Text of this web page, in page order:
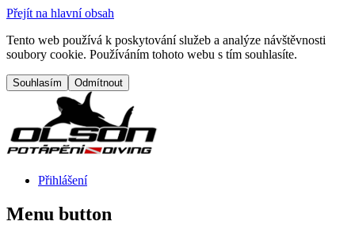
Přejít na hlavní obsah
Tento web používá k poskytování služeb a analýze návštěvnosti
soubory cookie. Používáním tohoto webu s tím souhlasíte.
Přihlášení
Menu button